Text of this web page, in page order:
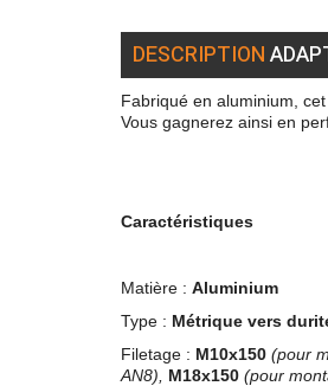
DESCRIPTION
Fabriqué en aluminium, cet
Vous gagnerez ainsi en
Caractéristiques
Matière : Aluminium
Type : Métrique vers
Filetage : M10x150 (pour
AN8),
M18x150 (pour